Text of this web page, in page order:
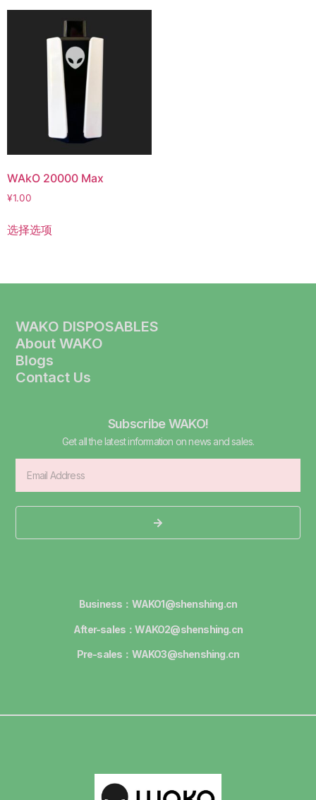
WAkO 20000 Max
¥1.00
选择选项
WAKO DISPOSABLES
About WAKO
Blogs
Contact Us
Subscribe WAKO!
Get all the latest information on news and sales.
Business：WAKO1@shenshing.cn
After-sales：WAKO2@shenshing.cn
Pre-sales：WAKO3@shenshing.cn